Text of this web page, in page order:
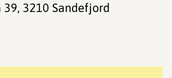
39, 3210 Sandefjord